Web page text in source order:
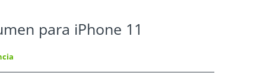
para iPhone 11